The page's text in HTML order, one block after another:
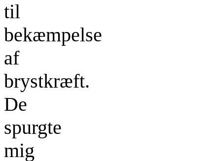
til
bekæmpelse
af
brystkræft.
De
spurgte
mig